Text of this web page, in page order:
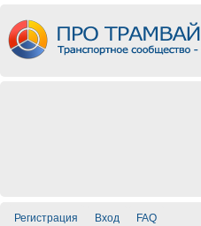
Регистрация Вход FAQ